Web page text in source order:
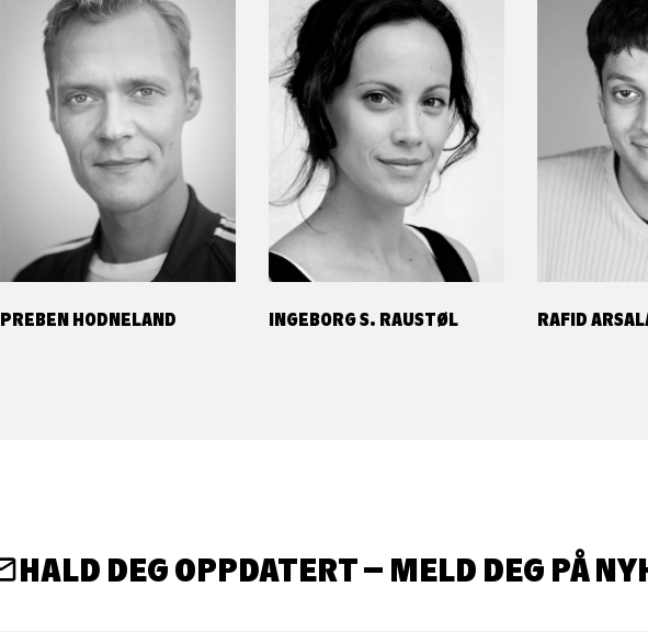
PREBEN HODNELAND INGEBORG S. RAUSTØL RAFID
HALD DEG OPPDATERT – MELD DEG PÅ